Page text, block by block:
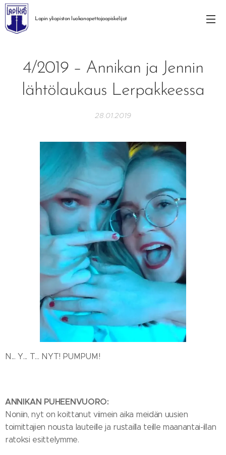
Lapin yliopiston luokanopettajaopiskelijat
4/2019 – Annikan ja Jennin
lähtölaukaus Lerpakkeessa
28.01.2019
N... Y... T... NYT! PUMPUM!
ANNIKAN PUHEENVUORO:
Noniin, nyt on koittanut viimein aika meidän uusien
toimittajien nousta lauteille ja rustailla teille maanantai-illan
ratoksi esittelymme.